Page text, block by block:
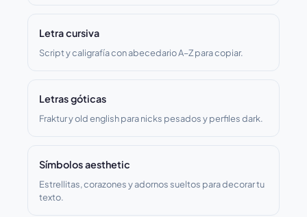
Letra cursiva
Script y caligrafía con abecedario A–Z para copiar.
Letras góticas
Fraktur y old english para nicks pesados y perfiles dark.
Símbolos aesthetic
Estrellitas, corazones y adornos sueltos para decorar tu
texto.